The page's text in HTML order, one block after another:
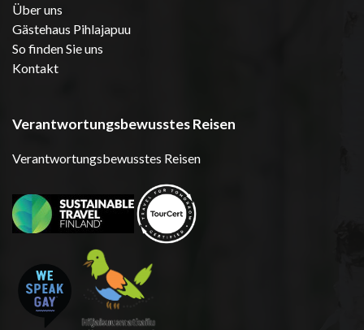
Über uns
Gästehaus Pihlajapuu
So finden Sie uns
Kontakt
Verantwortungsbewusstes Reisen
Verantwortungsbewusstes Reisen